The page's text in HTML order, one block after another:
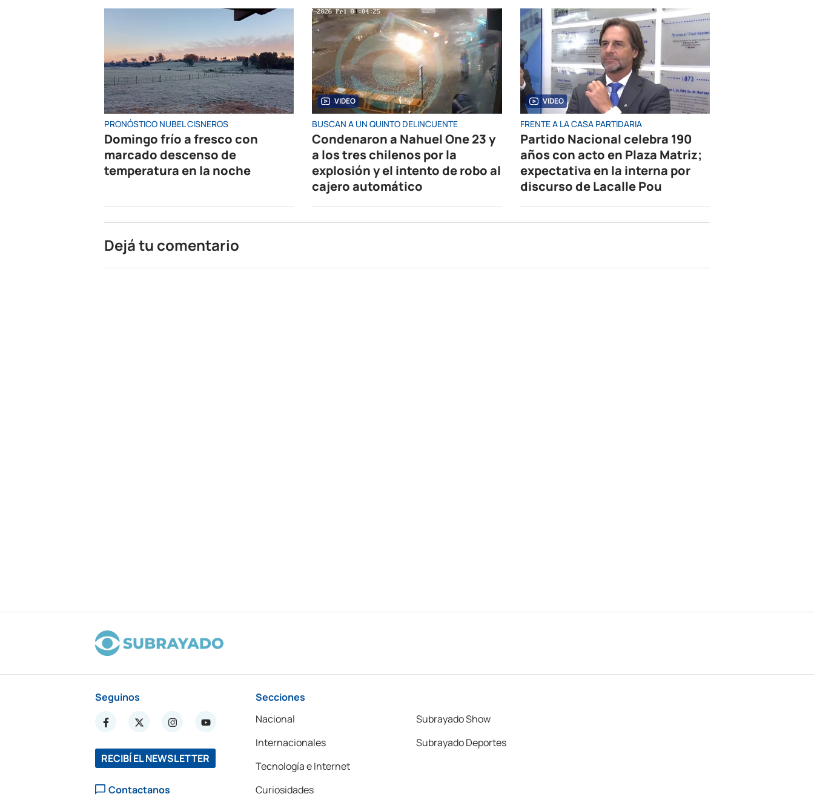
PRONÓSTICO NUBEL CISNEROS
Domingo frío a fresco con
marcado descenso de
temperatura en la noche
VIDEO
BUSCAN A UN QUINTO DELINCUENTE
Condenaron a Nahuel One 23 y
a los tres chilenos por la
explosión y el intento de robo al
cajero automático
VIDEO
FRENTE A LA CASA PARTIDARIA
Partido Nacional celebra 190
años con acto en Plaza Matriz;
expectativa en la interna por
discurso de Lacalle Pou
Dejá tu comentario
Seguinos
RECIBÍ EL NEWSLETTER
Contactanos
Secciones
Nacional
Internacionales
Tecnología e Internet
Curiosidades
Subrayado Show
Subrayado Deportes